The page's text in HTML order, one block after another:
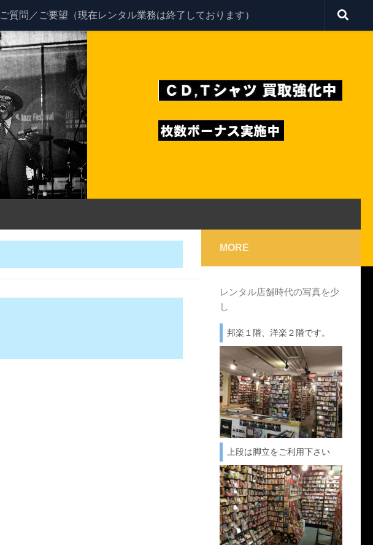
ご質問／ご要望（現在レンタル業務は終了しております）
MORE
レンタル店舗時代の写真を少
し
邦楽１階、洋楽２階です。
上段は脚立をご利用下さい